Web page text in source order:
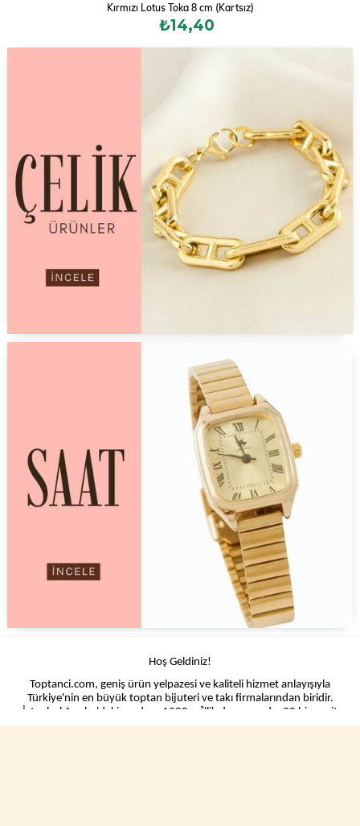
Kırmızı Lotus Toka 8 cm (Kartsız)
₺14,40
Hoş Geldiniz!
Toptanci.com, geniş ürün yelpazesi ve kaliteli hizmet anlayışıyla
Türkiye'nin en büyük toptan bijuteri ve takı firmalarından biridir.
İstanbul Avcılar'daki modern 1200 m²'lik depomuzda, 30 bin çeşit
ürün bulunmaktadır, toptan alışverişin güvenilir adresi olarak sizlere